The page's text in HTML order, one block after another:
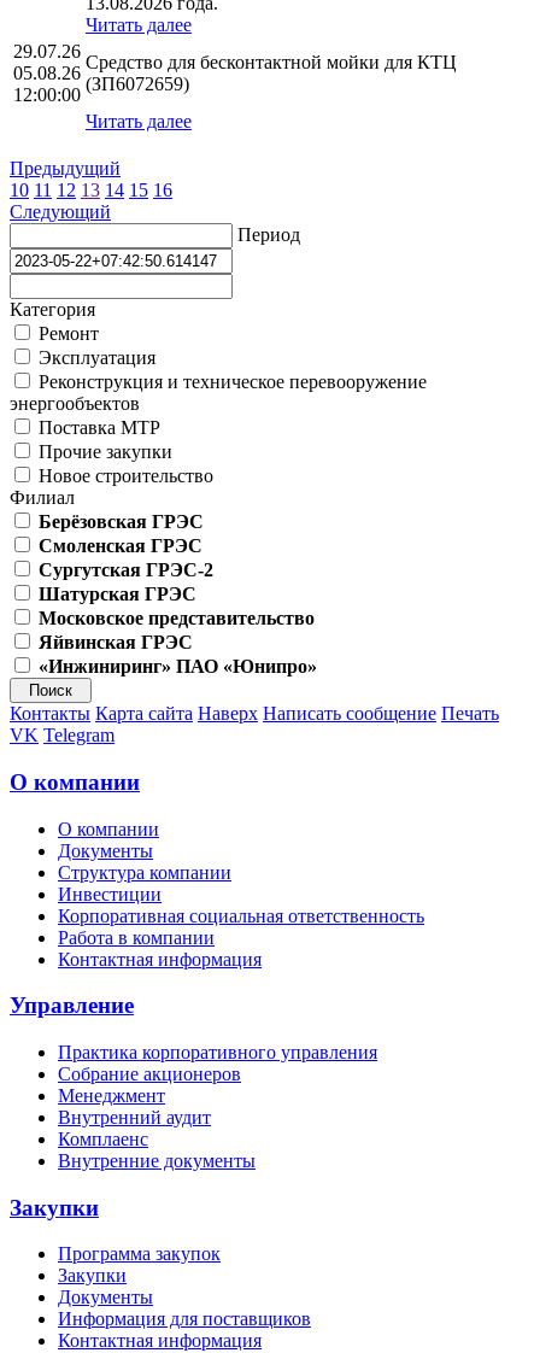
Читать далее
29.07.26
05.08.26
12:00:00
Средство для бесконтактной мойки для КТЦ
(ЗП6072659)
Читать далее
Предыдущий
10 11 12 13 14 15 16
Следующий
Период
Категория
Ремонт
Эксплуатация
Реконструкция и техническое перевооружение
энергообъектов
Поставка МТР
Прочие закупки
Новое строительство
Филиал
Берёзовская ГРЭС
Смоленская ГРЭС
Сургутская ГРЭС-2
Шатурская ГРЭС
Московское представительство
Яйвинская ГРЭС
«Инжиниринг» ПАО «Юнипро»
Контакты Карта сайта Наверх Написать сообщение Печать
VK Telegram
О компании
О компании
Документы
Структура компании
Инвестиции
Корпоративная социальная ответственность
Работа в компании
Контактная информация
Управление
Практика корпоративного управления
Собрание акционеров
Менеджмент
Внутренний аудит
Комплаенс
Внутренние документы
Закупки
Программа закупок
Закупки
Документы
Информация для поставщиков
Контактная информация